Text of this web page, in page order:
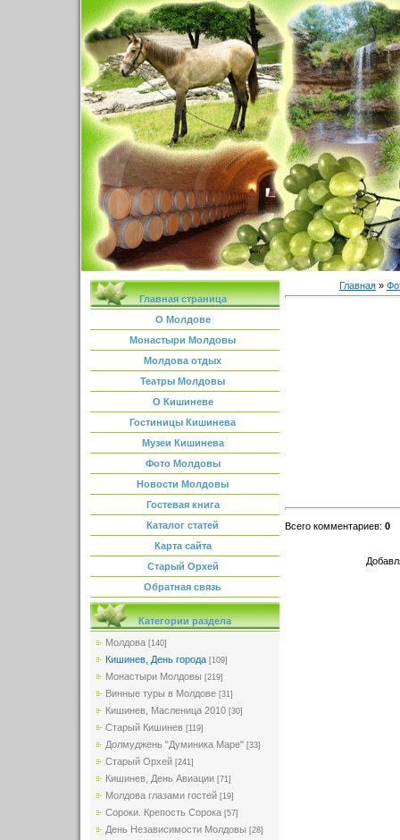
Главная страница
О Молдове
Монастыри Молдовы
Молдова отдых
Театры Молдовы
О Кишиневе
Гостиницы Кишинева
Музеи Кишинева
Фото Молдовы
Новости Молдовы
Гостевая книга
Каталог статей
Карта сайта
Старый Орхей
Обратная связь
Категории раздела
Молдова [140]
Кишинев, День города [109]
Монастыри Молдовы [219]
Винные туры в Молдове [31]
Кишинев, Масленица 2010 [30]
Старый Кишинев [119]
Долмуджень "Думиника Маре" [33]
Старый Орхей [241]
Кишинев, День Авиации [71]
Молдова глазами гостей [19]
Сороки. Крепость Сорока [57]
День Независимости Молдовы [28]
Главная »
Всего комментариев: 0